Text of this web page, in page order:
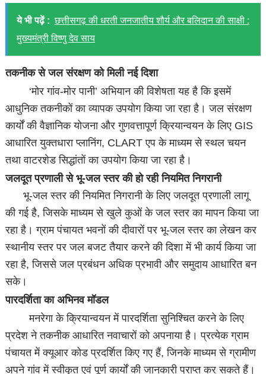
ये भी पढ़ें : छत्तीसगढ़ की धरती जनजातीय शौर्य और बलिदान की साक्षी :
मुख्यमंत्री विष्णु देव साय
तकनीक से जल संरक्षण को मिली नई दिशा
‘मोर गांव-मोर पानी’ अभियान की विशेषता यह है कि इसमें
आधुनिक तकनीकों का व्यापक उपयोग किया जा रहा है। जल संरक्षण
कार्यों की वैज्ञानिक योजना और गुणवत्तापूर्ण क्रियान्वयन के लिए GIS
आधारित युक्तधारा प्लानिंग, CLART एप के माध्यम से स्थल चयन
तथा वाटरशेड सिद्धांतों का उपयोग किया जा रहा है।
जलदूत प्रणाली से भू-जल स्तर की हो रही नियमित निगरानी
भू-जल स्तर की नियमित निगरानी के लिए जलदूत प्रणाली लागू
की गई है, जिसके माध्यम से खुले कुओं के जल स्तर का मापन किया जा
रहा है। ग्राम पंचायत भवनों की दीवारों पर भू-जल स्तर का लेखन कर
स्थानीय स्तर पर जल बजट तैयार करने की दिशा में भी कार्य किया जा
रहा है, जिससे जल प्रबंधन अधिक प्रभावी और समुदाय आधारित बन
सके।
पारदर्शिता का अभिनव मॉडल
मनरेगा के क्रियान्वयन में पारदर्शिता सुनिश्चित करने के लिए
प्रदेश ने तकनीक आधारित नवाचारों को अपनाया है। प्रत्येक ग्राम
पंचायत में क्यूआर कोड प्रदर्शित किए गए हैं, जिनके माध्यम से ग्रामीण
अपने गांव में स्वीकृत एवं पूर्ण कार्यों की जानकारी प्राप्त कर सकते हैं।